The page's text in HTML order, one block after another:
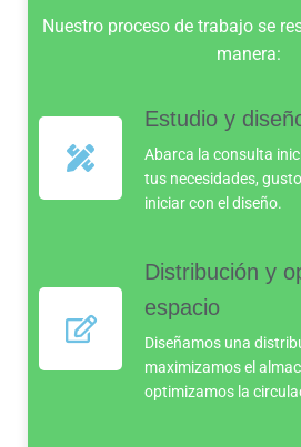
Nuestro proceso de trabajo se
manera:
Estudio y
Abarca la consulta
tus necesidades,
iniciar con el diseño.
Distribución y
espacio
Diseñamos una
maximizamos el
optimizamos la